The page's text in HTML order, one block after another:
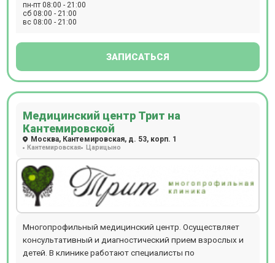
(диагностика и лечение дисфункций ВНЧС), детской
стоматологии (удаление молочных зуб, лечение
пн-пт 08:00 - 21:00
сб 08:00 - 21:00
вс 08:00 - 21:00
ЗАПИСАТЬСЯ
Медицинский центр Трит на
Кантемировской
Москва, Кантемировская, д. 53, корп. 1
Кантемировская Царицыно
Многопрофильный медицинский центр. Осуществляет
консультативный и диагностический прием взрослых и
детей. В клинике работают специалисты по